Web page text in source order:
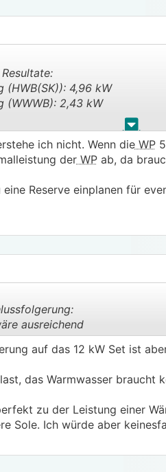
. .
(HWB(SK)): 4,96 kW
(WWWB): 2,43 kW
ausreichend, jedoch ohne
nehmen, um Reserven zu
ich nicht. Wenn dieWP
derWPab, da
Reserve einplanen für
ausreichend
auf das 12 kW Set ist
das Warmwasser braucht
zu der Leistung einer
Sole. Ich würde aber